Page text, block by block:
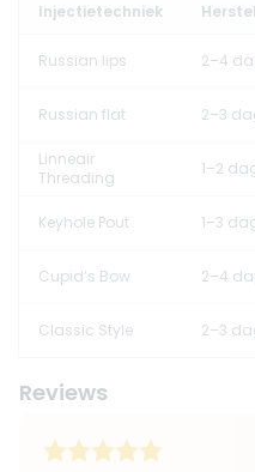
Injectietechniek
Russian lips 2–4
Russian flat 2–3
Linneair
Threading
1–2
Keyhole Pout 1–3
Cupid’s Bow 2–4
Classic Style 2–3
Reviews